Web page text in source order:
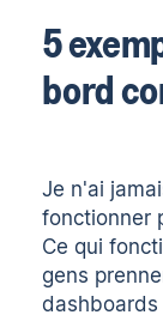
5
bord
Je n'ai
fonctionner
Ce qui
gens